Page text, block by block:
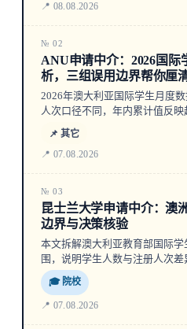
📍 08.08.2026
№ 02
ANU申请中介：2026国际
析，三组误用边界帮你厘
2026年澳大利亚国际学生月度
人次口径不同，年内累计值反
度。本文解析数据来源、适用
请者正确使用数据。
📌 其它
📍 07.08.2026
№ 03
昆士兰大学申请中介：澳
边界与决策核验
本文拆解澳大利亚教育部国际
围，说明学生人数与注册人次
出数据不能直接推出课程录取难
的全球服务定位，为昆士兰大学
思路。
🎓 院校
📍 07.08.2026